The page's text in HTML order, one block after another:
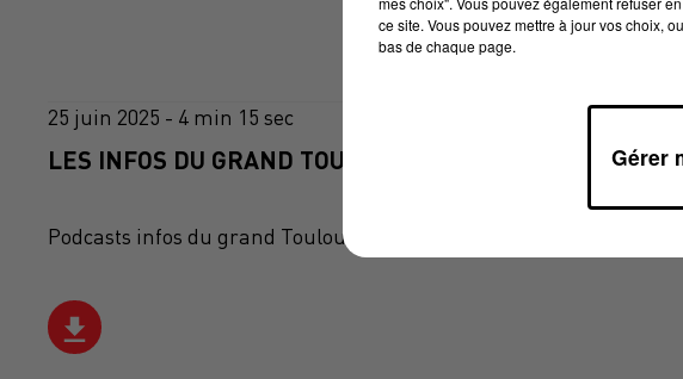
25 juin 2025 - 4 min 15 sec
LES INFOS DU GRAND TOULOUSE DU 25/06/2025 À 08H59
Podcasts infos du grand Toulouse
ce site. Vous pouvez mettre à jour vos choix,
bas de chaque page.
Gérer